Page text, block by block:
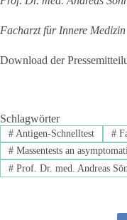
Facharzt für Innere Medizin
Download der
Schlagwörter
#Antigen-Schnelltest #
#Massentests an
#Prof. Dr. med. Andreas